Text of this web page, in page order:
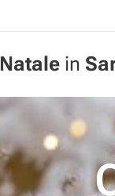
Natale in